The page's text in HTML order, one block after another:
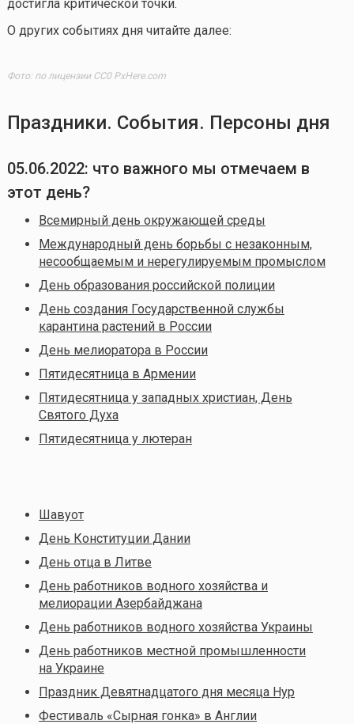
достигла критической точки.
О других событиях дня читайте далее:
Фото: по лицензии CC0 PxHere.com
Праздники. События. Персоны дня
05.06.2022: что важного мы отмечаем в
этот день?
Всемирный день окружающей среды
Международный день борьбы с незаконным,
несообщаемым и нерегулируемым промыслом
День образования российской полиции
День создания Государственной службы
карантина растений в России
День мелиоратора в России
Пятидесятница в Армении
Пятидесятница у западных христиан, День
Святого Духа
Пятидесятница у лютеран
Шавуот
День Конституции Дании
День отца в Литве
День работников водного хозяйства и
мелиорации Азербайджана
День работников водного хозяйства Украины
День работников местной промышленности
на Украине
Праздник Девятнадцатого дня месяца Нур
Фестиваль «Сырная гонка» в Англии